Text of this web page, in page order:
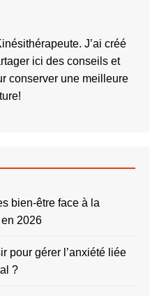
J’ai créé
ici des conseils et
conserver une meilleure
bien-être face à la
2026
pour gérer l’anxiété liée
?